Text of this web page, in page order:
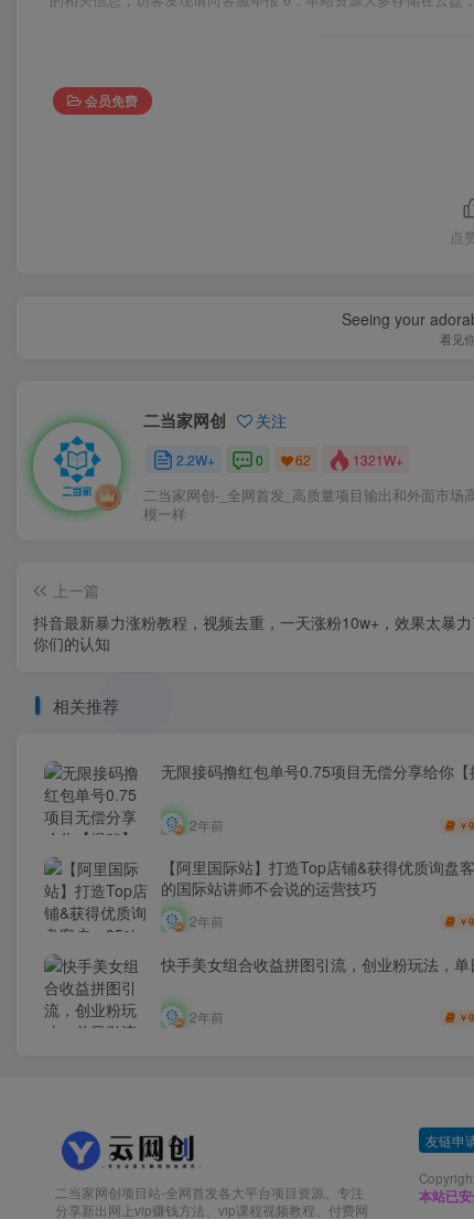
会员免费
点赞
Seeing your
看见
二当家网创 关注
2.2W+ 0 62 1321W+
二当家网创-_全网首发_高质量项目输出和外面市场
模一样
上一篇
抖音最新暴力涨粉教程，视频去重，一天涨粉10w+，效果太暴
你们的认知
相关推荐
无限接码撸红包单号0.75项目无偿分享给你【
2年前 ￥
【阿里国际站】打造Top店铺&获得优质询盘
的国际站讲师不会说的运营技巧
2年前 ￥
快手美女组合收益拼图引流，创业粉玩法，
2年前 ￥
二当家网创项目站-全网首发各大平台项目资源、专注
分享新出网上vip赚钱方法、vip课程视频教程、付费网
友链申
本站已